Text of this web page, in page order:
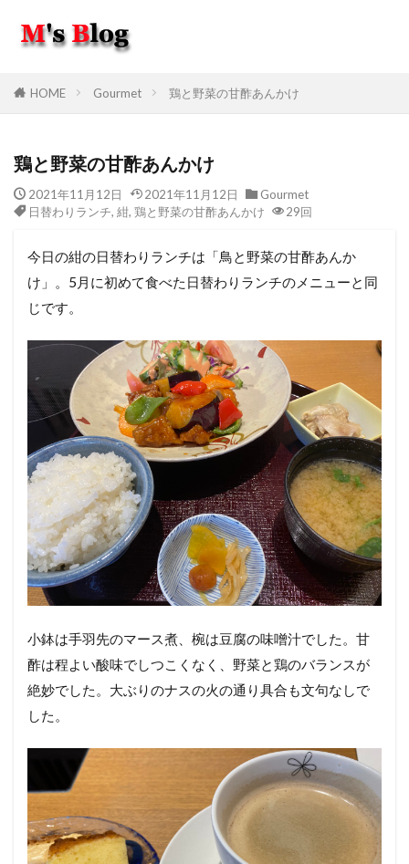
HOME Gourmet 鶏と野菜の甘酢あんかけ
鶏と野菜の甘酢あんかけ
2021年11月12日 2021年11月12日
Gourmet
日替わりランチ, 紺, 鶏と野菜の甘酢あんかけ 29回
今日の紺の日替わりランチは「鳥と野菜の甘酢あんか
け」。5月に初めて食べた日替わりランチのメニューと同
じです。
小鉢は手羽先のマース煮、椀は豆腐の味噌汁でした。甘
酢は程よい酸味でしつこくなく、野菜と鶏のバランスが
絶妙でした。大ぶりのナスの火の通り具合も文句なしで
した。